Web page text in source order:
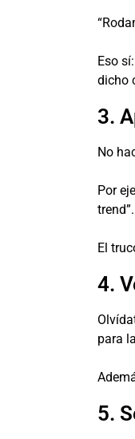
Eso
dicho
3.
No
Por
trend”.
El
4.
para
5.